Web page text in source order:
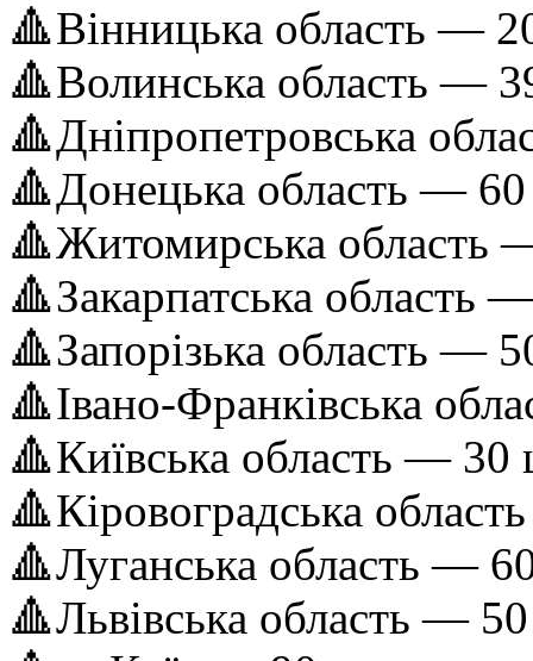
🔺Вінницька область —
🔺Волинська область —
🔺Дніпропетровська
🔺Донецька область —
🔺Житомирська область
🔺Закарпатська область
🔺Запорізька область —
🔺Івано-Франківська
🔺Київська область — 30
🔺Кіровоградська
🔺Луганська область —
🔺Львівська область —